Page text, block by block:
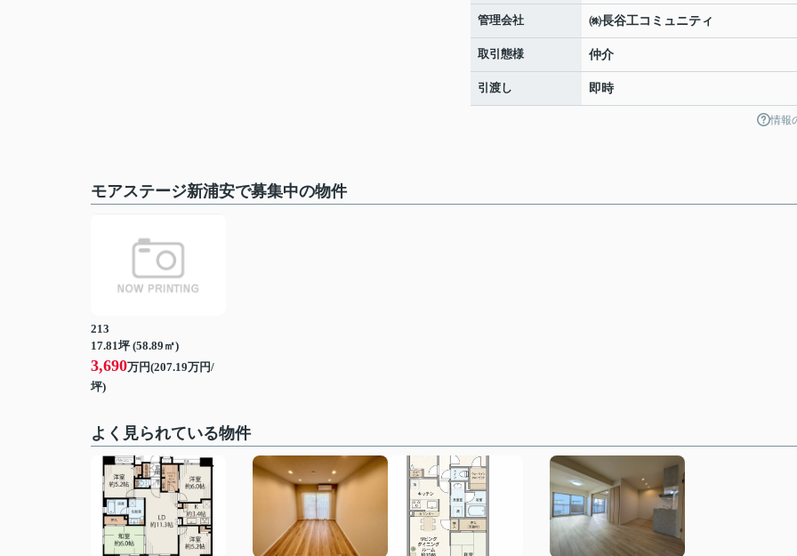
管理会社 ㈱長谷工コミュニティ
取引態様 仲介
引渡し 即時
情報
モアステージ新浦安で募集中の物件
213
17.81坪 (58.89㎡)
3,690万円(207.19万円/
坪)
よく見られている物件